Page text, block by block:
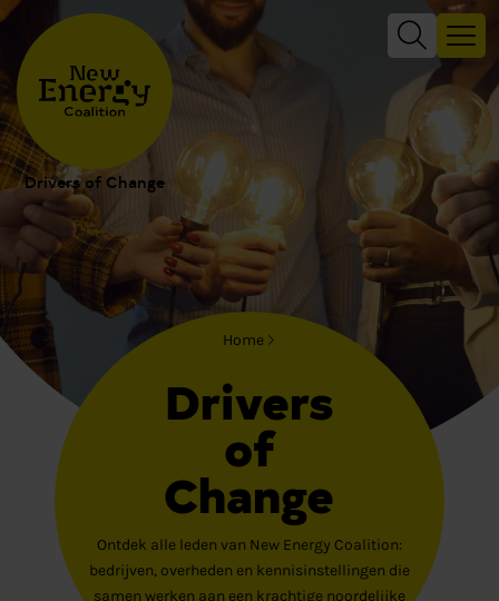
Drivers of Change
Home
Drivers
of
Change
Ontdek alle leden van New Energy Coalition:
bedrijven, overheden en kennisinstellingen die
samen werken aan een krachtige noordelijke